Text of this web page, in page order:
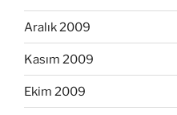
Aralık 2009
Kasım 2009
Ekim 2009